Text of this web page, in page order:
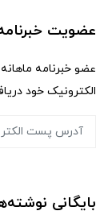
عضویت
عضو خبرنامه
الکترونیک خود
بایگانی